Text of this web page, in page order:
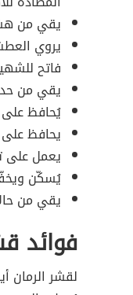
يقي من
يروي
فاتح
يقي من
يُحافظ
يحافظ
يعمل على
يُسكّن
يقي من
فوائد
لقشر الرمان